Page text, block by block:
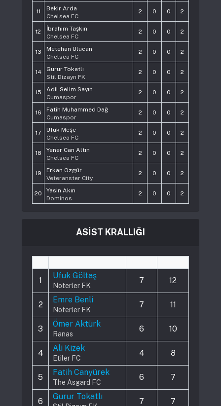
11
Bekir Arda
Chelsea FC
2 0 0 2
12
İbrahim Taşkın
Chelsea FC
2 0 0 2
13
Metehan Ulucan
Chelsea FC
2 0 0 2
14
Gurur Tokatlı
Stil Dizayn FK
2 0 0 2
15
Adil Selim Sayın
Cumaspor
2 0 0 2
16
Fatih Muhammed Dağ
Cumaspor
2 0 0 2
17
Ufuk Meşe
Chelsea FC
2 0 0 2
18
Yener Can Altın
Chelsea FC
2 0 0 2
19
Erkan Özgür
Veteranster City
2 0 0 2
20
Yasin Akın
Dominos
2 0 0 2
ASİST KRALLIĞI
1
Ufuk Göltaş
Noterler FK
7 12
2
Emre Benli
Noterler FK
7 11
3
Ömer Aktürk
Ranas
6 10
4
Ali Kizek
Etiler FC
4 8
5
Fatih Canyürek
The Asgard FC
6 7
6
Gurur Tokatlı
7 7